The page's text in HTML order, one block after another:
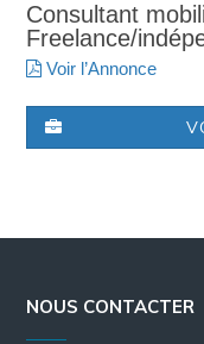
Consultant
Freelance/
Voir l’Annonce
NOUS CONTACTER